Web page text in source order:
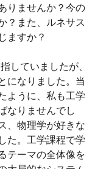
りませんか？今の
？また、ルネサス
ますか？
していましたが、
になりました。当
ように、私も工学
なりませんでし
、物理学が好きな
た。工学課程で学
テーマの全体像を